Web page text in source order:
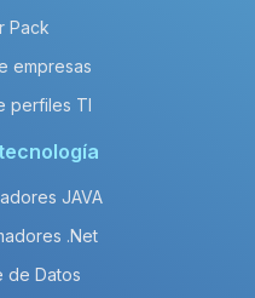
Pack
empresas
perfiles TI
JAVA
.Net
de Datos